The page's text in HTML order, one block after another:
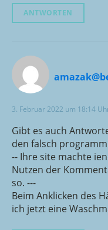
ANTWORTEN
3. Februar 2022 um 18:14
Gibt es auch
den falsch
-- Ihre site machte
Nutzen der
so. ---
Beim Anklicken des
ich jetzt eine